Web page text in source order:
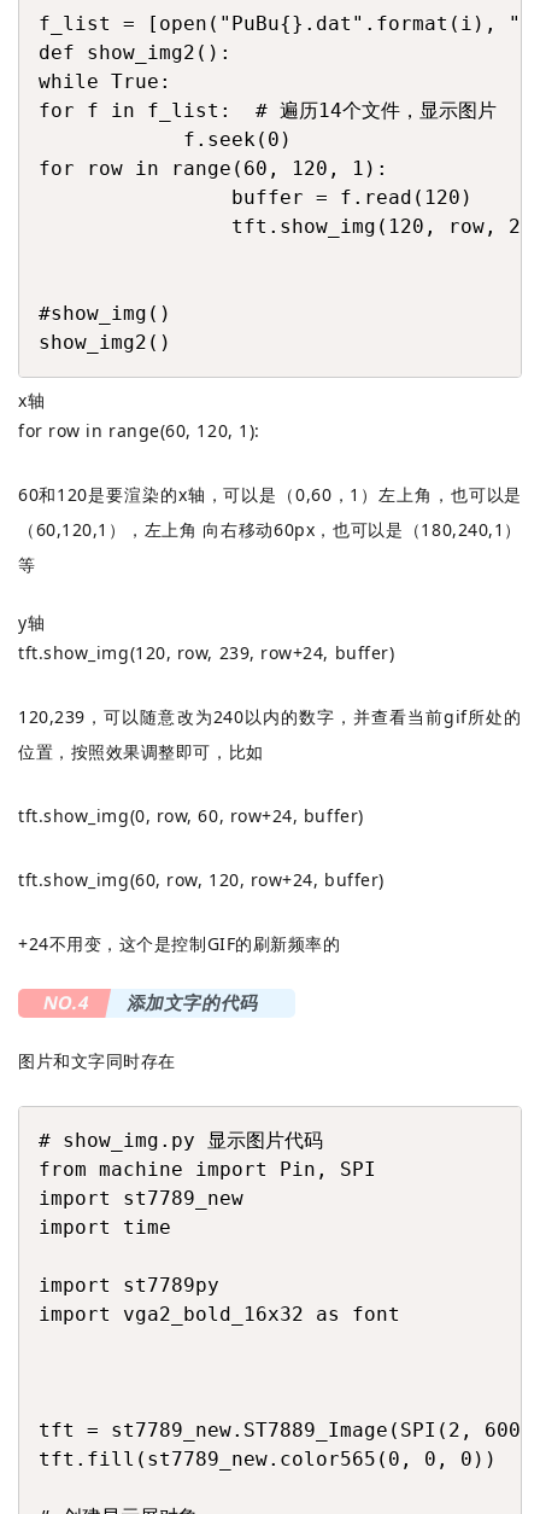
f_list = [open("PuBu{}.dat".format(i),
def show_img2():
while True:
for f in f_list:  # 遍历14个文件，显示图片
            f.seek(0)
for row in range(60, 120, 1):
                buffer = f.read(120)
tft.show_img(120, row,
#show_img()
show_img2()
x轴
for row in range(60, 120, 1):
60和120是要渲染的x轴，可以是（0,60，1）左上角，也可以是
（60,120,1），左上角 向右移动60px，也可以是（180,240,1）
等
y轴
tft.show_img(120, row, 239, row+24, buffer)
120,239，可以随意改为240以内的数字，并查看当前gif所处的
位置，按照效果调整即可，比如
tft.show_img(0, row, 60, row+24, buffer)
tft.show_img(60, row, 120, row+24, buffer)
+24不用变，这个是控制GIF的刷新频率的
NO.4 添加文字的代码
图片和文字同时存在
# show_img.py 显示图片代码
from machine import Pin, SPI
import st7789_new
import time
import st7789py
import vga2_bold_16x32 as font
tft = st7789_new.ST7889_Image(SPI(2,
tft.fill(st7789_new.color565(0, 0, 0))  # 背